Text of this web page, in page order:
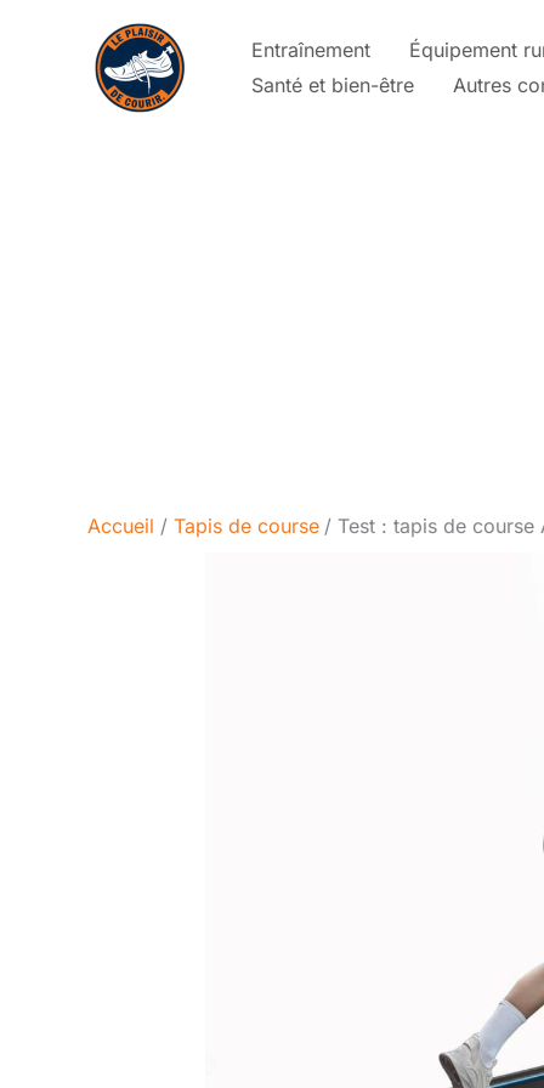
Entraînement
Équipement
Santé et bien-être
Autres
Accueil Tapis de course Test : tapis de course